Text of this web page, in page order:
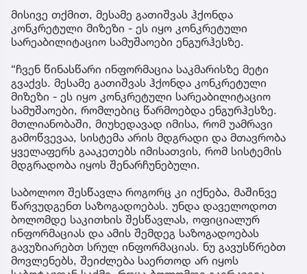
მისივე თქმით, მესამე გათიშვას ჰქონდა
კონკრეტული მიზეზი - ეს იყო კონკრეტული
სარეაბილიტაციო სამუშაოები ენგურჰესზე.
“ჩვენ წინასწარი ინფორმაცია საკმარისზე მეტი
გვაქვს. მესამე გათიშვას ჰქონდა კონკრეტული
მიზეზი - ეს იყო კონკრეტული სარეაბილიტაციო
სამუშაოები, რომლებიც წარმოებდა ენგურჰესზე.
მთლიანობაში, მიუხედავად იმისა, რომ უამრავი
გამოწვევაა, სისტემა არის მდგრადი და მთავრობა
ყველაფერს გააკეთებს იმისათვის, რომ სისტემის
მდგრადობა იყოს შენარჩუნებული.
საბოლოო შესწავლა როგორც კი იქნება, მაშინვე
წარვუდგენთ საზოგადოებას. უნდა დაველოდოთ
ბოლომდე საკითხის შესწავლას, ოფიციალურ
ინფორმაციას და ამის შემდეგ საზოგადოებას
გავუზიარებთ სრულ ინფორმაციას. ნუ გავუსწრებთ
მოვლენებს, შეიძლება საერთოდ არ იყოს